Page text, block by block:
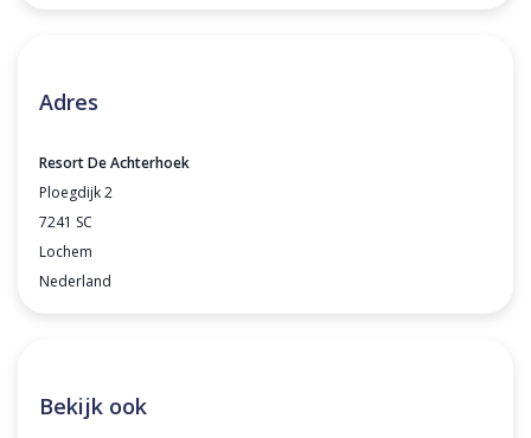
Adres
Resort De Achterhoek
Ploegdijk 2
7241 SC
Lochem
Nederland
Bekijk ook